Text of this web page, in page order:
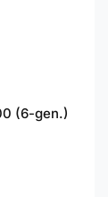
(6-gen.)